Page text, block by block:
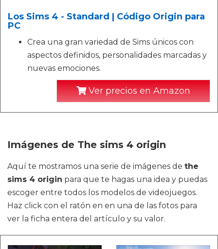
Los Sims 4 - Standard | Código Origin para
PC
Crea una gran variedad de Sims únicos con
aspectos definidos, personalidades marcadas y
nuevas emociones.
Ver precios en Amazon
Imágenes de The sims 4 origin
Aquí te mostramos una serie de imágenes de the
sims 4 origin para que te hagas una idea y puedas
escoger entre todos los modelos de videojuegos.
Haz click con el ratón en en una de las fotos para
ver la ficha entera del artículo y su valor.